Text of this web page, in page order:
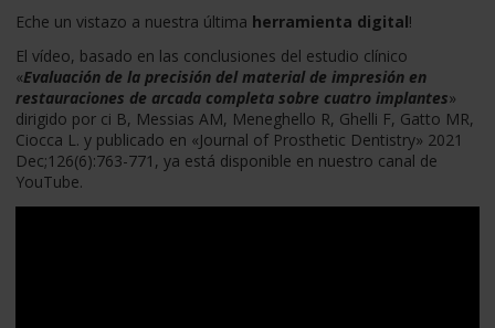
Eche un vistazo a nuestra última herramienta digital!
El vídeo, basado en las conclusiones del estudio clínico
«Evaluación de la precisión del material de impresión en
restauraciones de arcada completa sobre cuatro implantes»
dirigido por ci B, Messias AM, Meneghello R, Ghelli F, Gatto MR,
Ciocca L. y publicado en «Journal of Prosthetic Dentistry» 2021
Dec;126(6):763-771, ya está disponible en nuestro canal de
YouTube.